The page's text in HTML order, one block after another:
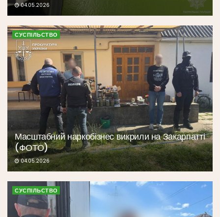
04.05.2026
СУСПІЛЬСТВО
Масштабний наркобізнес викрили на Закарпатті
(ФОТО)
04.05.2026
СУСПІЛЬСТВО